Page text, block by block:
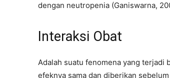
dengan neutropenia (Ganiswarna,
Interaksi Obat
Adalah suatu fenomena yang terjadi
efeknya sama dan diberikan